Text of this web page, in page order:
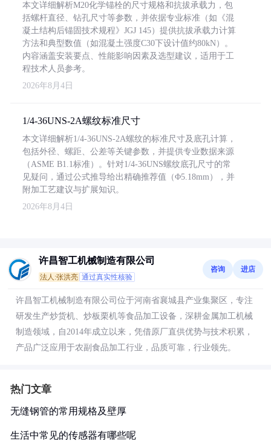
本文详细解析M20化学锚栓的尺寸规格和抗拔承载力，包
括螺杆直径、钻孔尺寸等参数，并依据专业标准（如《混
凝土结构后锚固技术规程》JGJ 145）提供抗拔承载力计算
方法和典型数值（如混凝土强度C30下设计值约80kN）。
内容涵盖安装要点、性能影响因素及选型建议，适用于工
程技术人员参考。
2026年8月4日
1/4-36UNS-2A螺纹标准尺寸
本文详细解析1/4-36UNS-2A螺纹的标准尺寸及底孔计算，
包括外径、螺距、公差等关键参数，并提供专业数据来源
（ASME B1.1标准）。针对1/4-36UNS螺纹底孔尺寸的常
见疑问，通过公式推导给出精确推荐值（Φ5.18mm），并
附加工艺建议与扩展知识。
2026年8月4日
许昌智工机械制造有限公司
法人:张洪亮 通过真实性核验
咨询 进店
许昌智工机械制造有限公司位于河南省襄城县产业集聚区，专注
研发生产炒货机、炒板栗机等食品加工设备，深耕金属加工机械
制造领域，自2014年成立以来，凭借原厂直供优势与技术积累，
产品广泛应用于农副食品加工行业，品质可靠，行业领先。
热门文章
无缝钢管的常用规格及壁厚
生活中常见的传感器有哪些呢